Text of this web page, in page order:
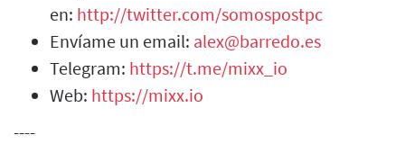
en: http://twitter.com/somospostpc
Envíame un email: alex@barredo.es
Telegram: https://t.me/mixx_io
Web: https://mixx.io
----